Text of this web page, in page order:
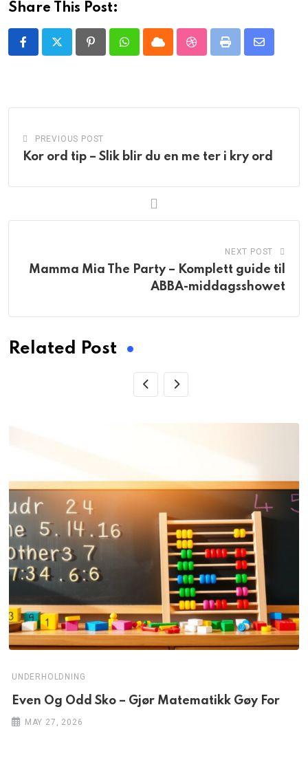
Share This Post:
PinterestWhatsappCloud StumbleUpon
Print
Share
PREVIOUS POST
Kor ord tip – Slik blir du en me ter i kry ord
NEXT POST
Mamma Mia The Party – Komplett guide til
ABBA-middagsshowet
Related Post
UNDERHOLDNING
Even Og Odd Sko – Gjør Matematikk Gøy For
MAY 27, 2026